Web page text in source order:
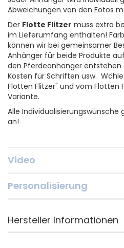
Abweichungen von den Fotos
Der Flotte Flitzer muss extra
im Lieferumfang enthalten!
können wir bei gemeinsamer
Anhänger für beide Produkte
den Pferdeanhänger entstehen
Kosten für Schriften usw.
Flotten Flitzer" und vom Flotten
Variante.
Alle Individualisierungswünsche
an!
Video
Personalisierung
Hersteller Informationen